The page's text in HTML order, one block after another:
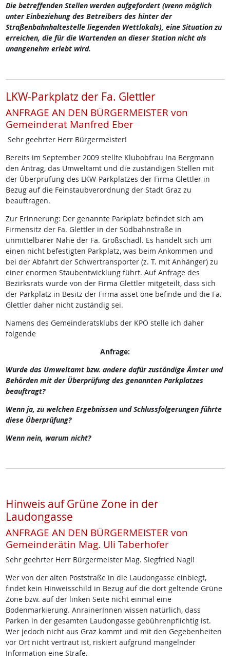
Die betreffenden Stellen werden aufgefordert (wenn möglich
unter Einbeziehung des Betreibers des hinter der
Straßenbahnhaltestelle liegenden Wettlokals), eine Situation zu
erreichen, die für die Wartenden an dieser Station nicht als
unangenehm erlebt wird.
LKW-Parkplatz der Fa. Glettler
ANFRAGE AN DEN BÜRGERMEISTER von
Gemeinderat Manfred Eber
Sehr geehrter Herr Bürgermeister!
Bereits im September 2009 stellte Klubobfrau Ina Bergmann
den Antrag, das Umweltamt und die zuständigen Stellen mit
der Überprüfung des LKW-Parkplatzes der Firma Glettler in
Bezug auf die Feinstaubverordnung der Stadt Graz zu
beauftragen.
Zur Erinnerung: Der genannte Parkplatz befindet sich am
Firmensitz der Fa. Glettler in der Südbahnstraße in
unmittelbarer Nähe der Fa. Großschädl. Es handelt sich um
einen nicht befestigten Parkplatz, was beim Ankommen und
bei der Abfahrt der Schwertransporter (z. T. mit Anhänger) zu
einer enormen Staubentwicklung führt. Auf Anfrage des
Bezirksrats wurde von der Firma Glettler mitgeteilt, dass sich
der Parkplatz in Besitz der Firma asset one befinde und die Fa.
Glettler daher nicht zuständig sei.
Namens des Gemeinderatsklubs der KPÖ stelle ich daher
folgende
Anfrage:
Wurde das Umweltamt bzw. andere dafür zuständige Ämter und
Behörden mit der Überprüfung des genannten Parkplatzes
beauftragt?
Wenn ja, zu welchen Ergebnissen und Schlussfolgerungen führte
diese Überprüfung?
Wenn nein, warum nicht?
Hinweis auf Grüne Zone in der
Laudongasse
ANFRAGE AN DEN BÜRGERMEISTER von
Gemeinderätin Mag. Uli Taberhofer
Sehr geehrter Herr Bürgermeister Mag. Siegfried Nagl!
Wer von der alten Poststraße in die Laudongasse einbiegt,
findet kein Hinweisschild in Bezug auf die dort geltende Grüne
Zone bzw. auf der linken Seite nicht einmal eine
Bodenmarkierung. AnrainerInnen wissen natürlich, dass
Parken in der gesamten Laudongasse gebührenpflichtig ist.
Wer jedoch nicht aus Graz kommt und mit den Gegebenheiten
vor Ort nicht vertraut ist, riskiert aufgrund mangelnder
Information eine Strafe.